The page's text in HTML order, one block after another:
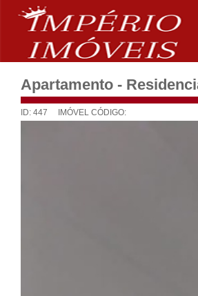
Apartamento -
ID: 447 IMÓVEL CÓDIGO: